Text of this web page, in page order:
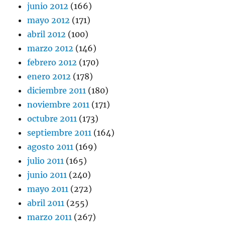
junio 2012 (166)
mayo 2012 (171)
abril 2012 (100)
marzo 2012 (146)
febrero 2012 (170)
enero 2012 (178)
diciembre 2011 (180)
noviembre 2011 (171)
octubre 2011 (173)
septiembre 2011 (164)
agosto 2011 (169)
julio 2011 (165)
junio 2011 (240)
mayo 2011 (272)
abril 2011 (255)
marzo 2011 (267)